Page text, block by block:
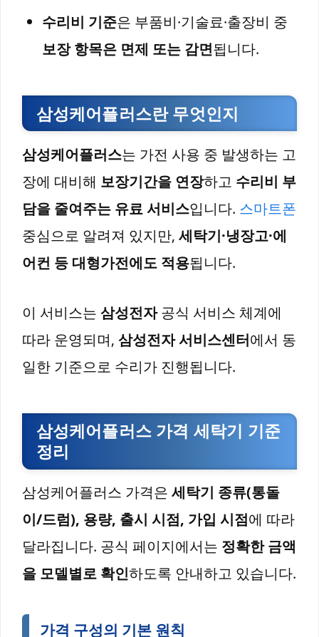
수리비 기준은 부품비·기술료·출장비 중
보장 항목은 면제 또는 감면됩니다.
삼성케어플러스란 무엇인지
삼성케어플러스는 가전 사용 중 발생하는 고
장에 대비해 보장기간을 연장하고 수리비 부
담을 줄여주는 유료 서비스입니다. 스마트폰
중심으로 알려져 있지만, 세탁기·냉장고·에
어컨 등 대형가전에도 적용됩니다.
이 서비스는 삼성전자공식 서비스 체계에
따라 운영되며, 삼성전자 서비스센터에서 동
일한 기준으로 수리가 진행됩니다.
삼성케어플러스 가격 세탁기 기준
정리
삼성케어플러스 가격은 세탁기 종류(통돌
이/드럼), 용량, 출시 시점, 가입 시점에 따라
달라집니다. 공식 페이지에서는 정확한 금액
을 모델별로 확인하도록 안내하고 있습니다.
가격 구성의 기본 원칙